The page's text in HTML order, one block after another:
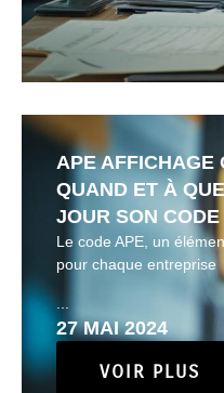
APE AFFICHAGE
QUAND ET À
JOUR SON CODE
Le code APE, un
pour chaque entreprise
27 MAI 2024
VOIR PLUS